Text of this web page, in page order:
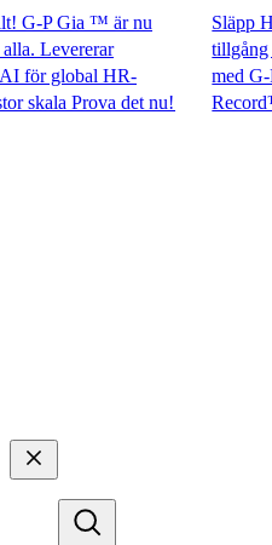
P Gia ™ är nu
global HR-
Prova det nu!​​
Släpp H-
tillgång till
med G-P
Record™.​​